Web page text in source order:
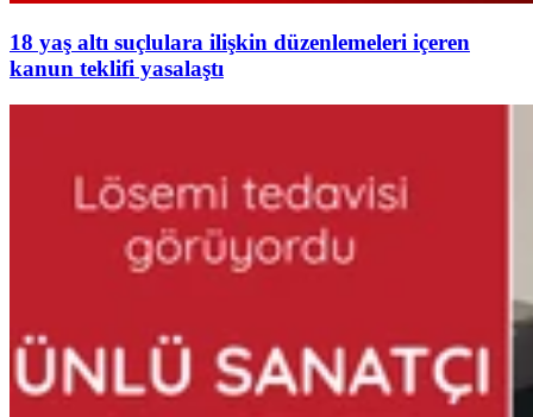
18 yaş altı suçlulara ilişkin düzenlemeleri içeren
kanun teklifi yasalaştı